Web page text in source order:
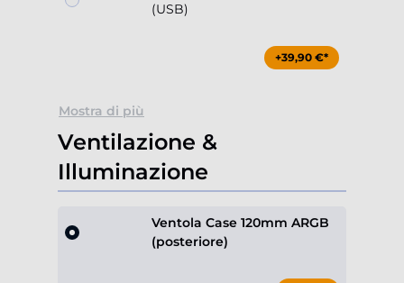
(USB)
+39,90 €*
Mostra di più
Ventilazione &
Illuminazione
Ventola Case 120mm ARGB
(posteriore)